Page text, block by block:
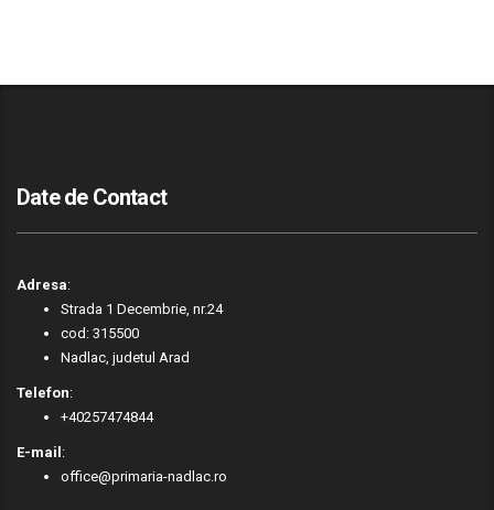
Date de Contact
Adresa:
Strada 1 Decembrie, nr.24
cod: 315500
Nadlac, judetul Arad
Telefon:
+40257474844
E-mail:
office@primaria-nadlac.ro